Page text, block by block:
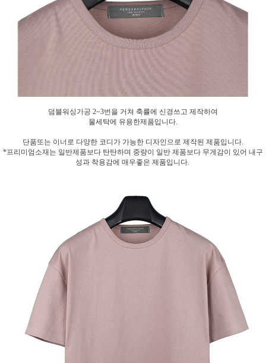
덤블워싱가공 2~3번을 거쳐 축률에 신경쓰고 제작하여
물세탁에 유용한제품입니다.
단품또는 이너로 다양한 코디가 가능한 디자인으로 제작된 제품입니다.
*프리미엄소재는 일반제품보다 탄탄하며 중량이 일반 제품보다 무게감이 있어 내구
성과 착용감에 매우좋은 제품입니다.